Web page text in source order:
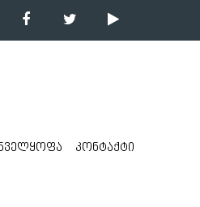
კონტაქტი